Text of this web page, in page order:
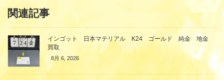
関連記事
インゴット 日本マテリアル K24 ゴールド 純金 地金
買取
8月 6, 2026